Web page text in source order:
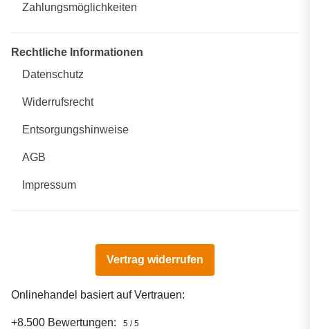
Zahlungsmöglichkeiten
Rechtliche Informationen
Datenschutz
Widerrufsrecht
Entsorgungshinweise
AGB
Impressum
Vertrag widerrufen
Onlinehandel basiert auf Vertrauen:
+8.500 Bewertungen: 5 / 5